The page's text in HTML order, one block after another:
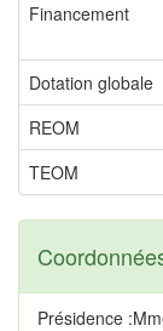
Financement
Dotation globale
REOM
TEOM
Présidence